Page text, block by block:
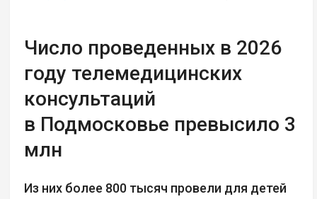
Число проведенных в 2026
году телемедицинских
консультаций
в Подмосковье превысило 3
млн
Из них более 800 тысяч провели для детей